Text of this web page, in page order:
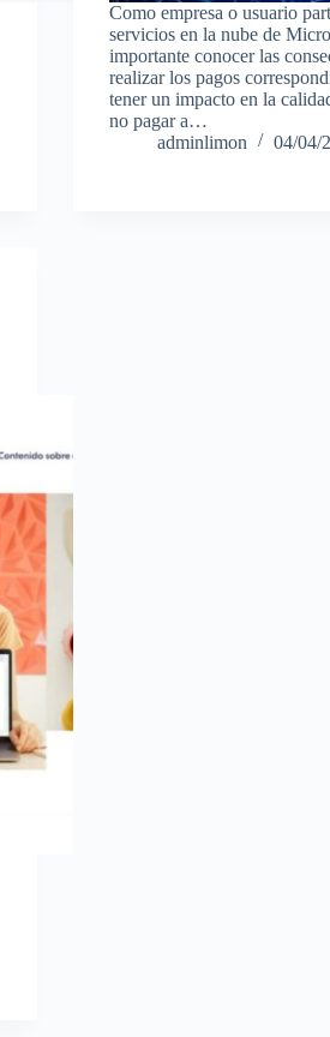
Como empresa o usuario
servicios en la nube de
importante conocer las
realizar los pagos
tener un impacto en la
no pagar a…
adminlimon
04/04/